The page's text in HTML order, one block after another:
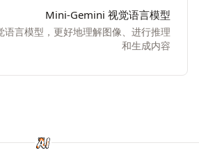
Mini-Gemini 视觉语言模型
言模型，更好地理解图像、进行推理
和生成内容